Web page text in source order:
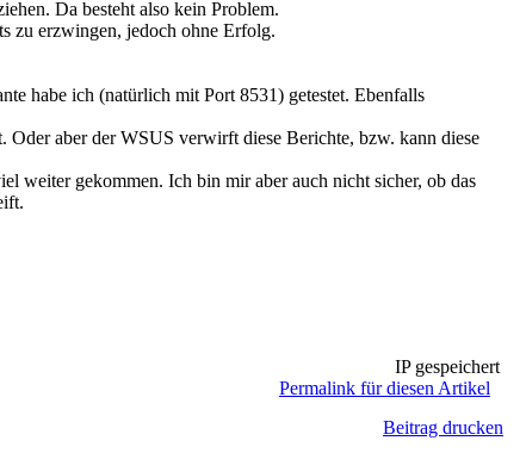
Da besteht also kein Problem.
zu erzwingen, jedoch ohne Erfolg.
habe ich (natürlich mit Port 8531) getestet. Ebenfalls
aber der WSUS verwirft diese Berichte, bzw. kann diese
weiter gekommen. Ich bin mir aber auch nicht sicher, ob das
IP gespeichert
Permalink für diesen Artikel
Beitrag drucken